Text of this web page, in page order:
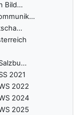
Bild...
2021
2022
2024
2025